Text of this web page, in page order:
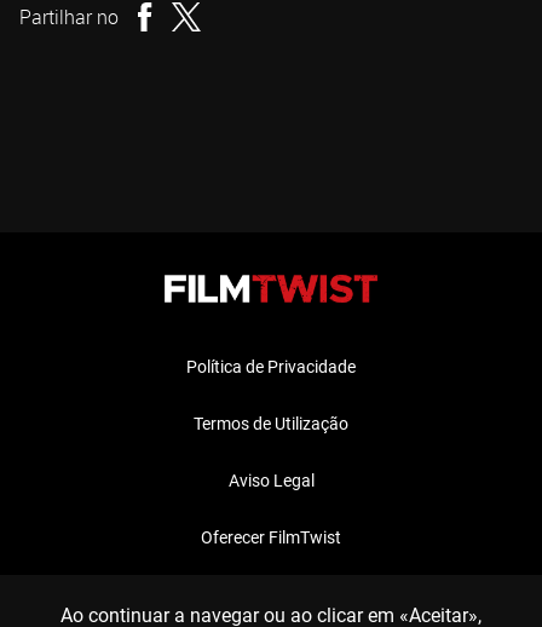
Partilhar no
Política de Privacidade
Termos de Utilização
Aviso Legal
Oferecer FilmTwist
Ao continuar a navegar ou ao clicar em «Aceitar»,